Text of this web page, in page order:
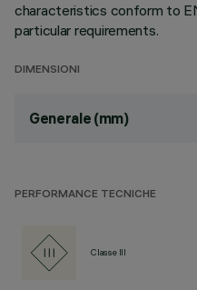
characteristics conform to
particular requirements.
DIMENSIONI
Generale (mm)
PERFORMANCE TECNICHE
Classe III